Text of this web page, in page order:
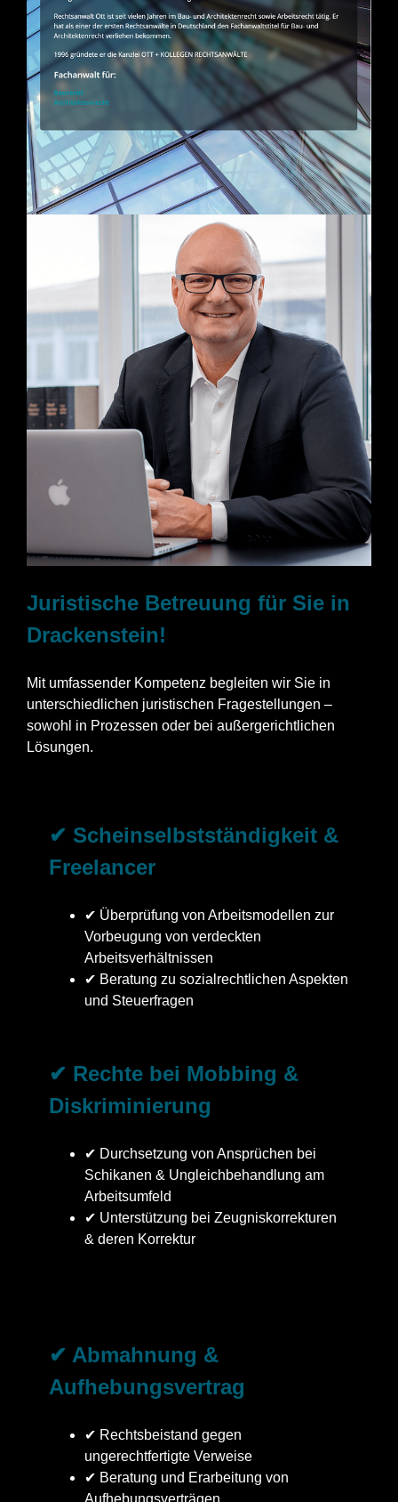
Juristische Betreuung für Sie in
Drackenstein!
Mit umfassender Kompetenz begleiten wir Sie in
unterschiedlichen juristischen Fragestellungen –
sowohl in Prozessen oder bei außergerichtlichen
Lösungen.
✔ Scheinselbstständigkeit &
Freelancer
✔ Überprüfung von Arbeitsmodellen zur
Vorbeugung von verdeckten
Arbeitsverhältnissen
✔ Beratung zu sozialrechtlichen Aspekten
und Steuerfragen
✔ Rechte bei Mobbing &
Diskriminierung
✔ Durchsetzung von Ansprüchen bei
Schikanen & Ungleichbehandlung am
Arbeitsumfeld
✔ Unterstützung bei Zeugniskorrekturen
& deren Korrektur
✔ Abmahnung &
Aufhebungsvertrag
✔ Rechtsbeistand gegen
ungerechtfertigte Verweise
✔ Beratung und Erarbeitung von
Aufhebungsverträgen